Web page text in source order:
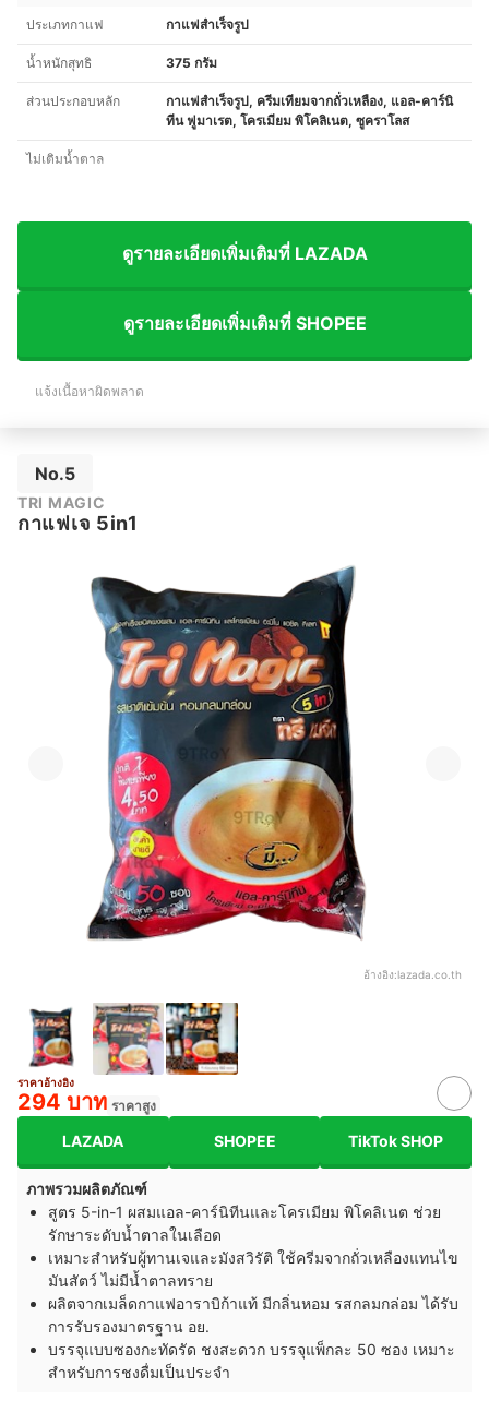
ประเภทกาแฟ กาแฟสำเร็จรูป
น้ำหนักสุทธิ 375 กรัม
ส่วนประกอบหลัก
กาแฟสำเร็จรูป, ครีมเทียมจากถั่วเหลือง, แอล-คาร์นิ
ทีน ฟูมาเรต, โครเมียม พิโคลิเนต, ซูคราโลส
ไม่เติมน้ำตาล
ดูรายละเอียดเพิ่มเติมที่ LAZADA
ดูรายละเอียดเพิ่มเติมที่ SHOPEE
แจ้งเนื้อหาผิดพลาด
No.5
TRI MAGIC
กาแฟเจ 5in1
อ้างอิง:lazada.co.th
ราคาอ้างอิง
294 บาท ราคาสูง
LAZADA SHOPEE TikTok SHOP
ภาพรวมผลิตภัณฑ์
สูตร 5-in-1 ผสมแอล-คาร์นิทีนและโครเมียม พิโคลิเนต ช่วย
รักษาระดับน้ำตาลในเลือด
เหมาะสำหรับผู้ทานเจและมังสวิรัติ ใช้ครีมจากถั่วเหลืองแทนไข
มันสัตว์ ไม่มีน้ำตาลทราย
ผลิตจากเมล็ดกาแฟอาราบิก้าแท้ มีกลิ่นหอม รสกลมกล่อม ได้รับ
การรับรองมาตรฐาน อย.
บรรจุแบบซองกะทัดรัด ชงสะดวก บรรจุแพ็กละ 50 ซอง เหมาะ
สำหรับการชงดื่มเป็นประจำ